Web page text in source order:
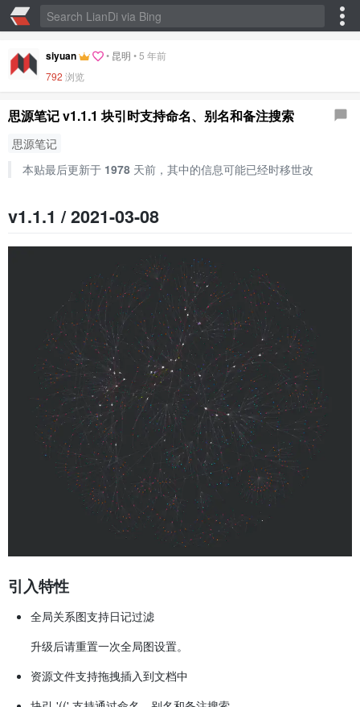
siyuan • 昆明 •5 年前
792 浏览
思源笔记 v1.1.1 块引时支持命名、别名和备注搜索
思源笔记
本贴最后更新于 1978天前，其中的信息可能已经时移世改
v1.1.1 / 2021-03-08
引入特性
全局关系图支持日记过滤
升级后请重置一次全局图设置。
资源文件支持拖拽插入到文档中